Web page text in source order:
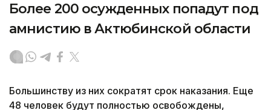
Более 200 осужденных попадут под
амнистию в Актюбинской области
Большинству из них сократят срок наказания. Еще
48 человек будут полностью освобождены,